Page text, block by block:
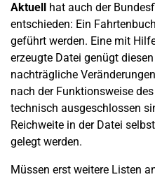
Aktuell hat auch der
entschieden: Ein
geführt werden. Eine mit
erzeugte Datei genügt
nachträgliche
nach der Funktionsweise
technisch ausgeschlossen
Reichweite in der Datei
gelegt werden.
Müssen erst weitere Listen